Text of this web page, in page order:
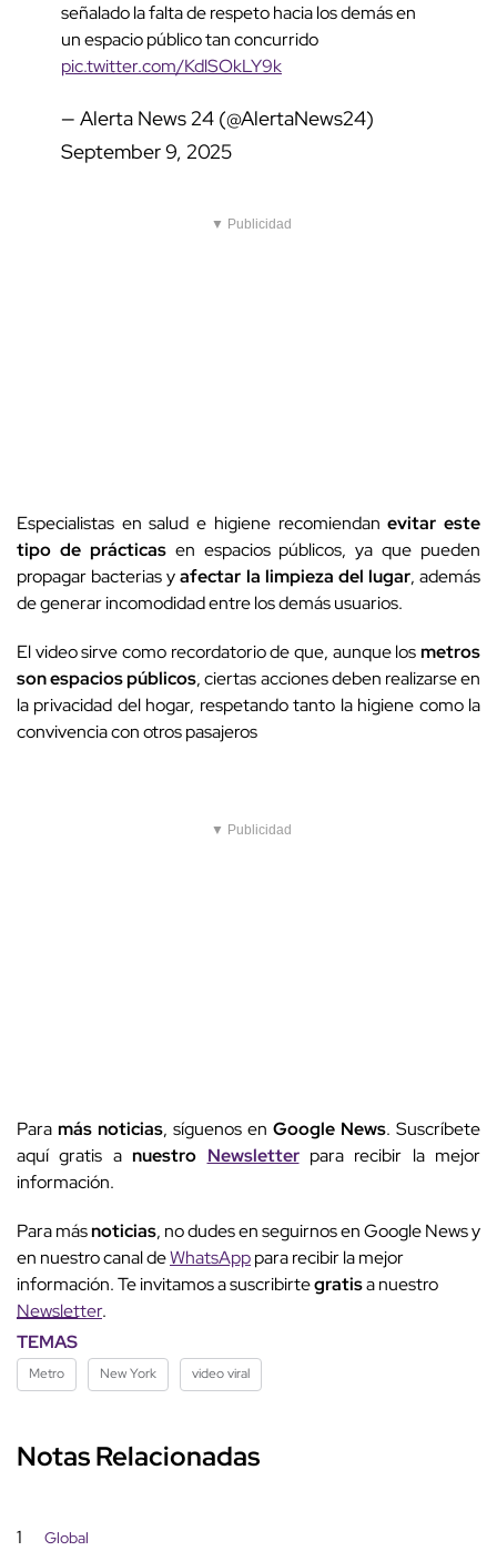
señalado la falta de respeto hacia los demás en
un espacio público tan concurrido
pic.twitter.com/KdlSOkLY9k
— Alerta News 24 (@AlertaNews24)
September 9, 2025
▼ Publicidad
Especialistas en salud e higiene recomiendanevitar este
tipo de prácticasen espacios públicos, ya que pueden
propagar bacterias yafectar la limpieza del lugar, además
de generar incomodidad entre los demás usuarios.
El video sirve como recordatorio de que, aunque losmetros
son espacios públicos, ciertas acciones deben realizarse en
la privacidad del hogar, respetando tanto la higiene como la
convivencia con otros pasajeros
▼ Publicidad
Para más noticias, síguenos en Google News. Suscríbete
aquí gratis anuestro Newsletter para recibir la mejor
información.
Para másnoticias, no dudes en seguirnos en Google News y
en nuestro canal deWhatsApppara recibir la mejor
información. Te invitamos a suscribirtegratisa nuestro
Newsletter.
TEMAS
Metro New York video viral
Notas Relacionadas
1 Global